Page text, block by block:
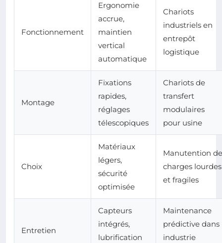
Fonctionnement
Ergonomie
accrue,
maintien
vertical
automatique
Chariots
industriels en
entrepôt
logistique
Montage
Fixations
rapides,
réglages
télescopiques
Chariots de
transfert
modulaires
pour usine
Choix
Matériaux
légers,
sécurité
optimisée
Manutention de
charges lourdes
et fragiles
Entretien
Capteurs
intégrés,
lubrification
Maintenance
prédictive dans
industrie